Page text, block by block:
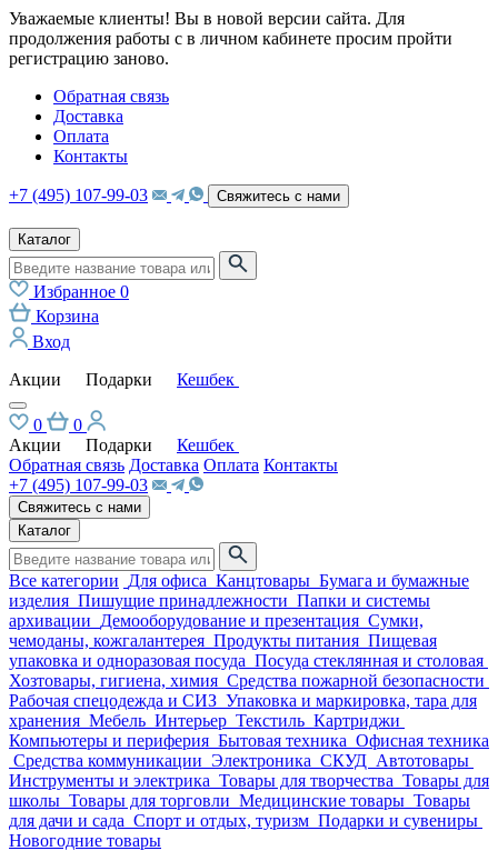
Уважаемые клиенты! Вы в новой версии сайта. Для
продолжения работы с в личном кабинете просим пройти
регистрацию заново.
Обратная связь
Доставка
Оплата
Контакты
+7 (495) 107-99-03 Свяжитесь с нами
Каталог
Избранное 0
Корзина
Вход
Акции
Подарки Кешбек
0
0
Акции
Подарки
Кешбек
Обратная связь Доставка Оплата Контакты
+7 (495) 107-99-03
Свяжитесь с нами
Каталог
Все категории Для офиса Канцтовары Бумага и бумажные
изделия Пишущие принадлежности Папки и системы
архивации Демооборудование и презентация Сумки,
чемоданы, кожгалантерея Продукты питания Пищевая
упаковка и одноразовая посуда Посуда стеклянная и столовая
Хозтовары, гигиена, химия Средства пожарной безопасности
Рабочая спецодежда и СИЗ Упаковка и маркировка, тара для
хранения Мебель Интерьер Текстиль Картриджи
Компьютеры и периферия Бытовая техника Офисная техника
Средства коммуникации Электроника СКУД Автотовары
Инструменты и электрика Товары для творчества Товары для
школы Товары для торговли Медицинские товары Товары
для дачи и сада Спорт и отдых, туризм Подарки и сувениры
Новогодние товары